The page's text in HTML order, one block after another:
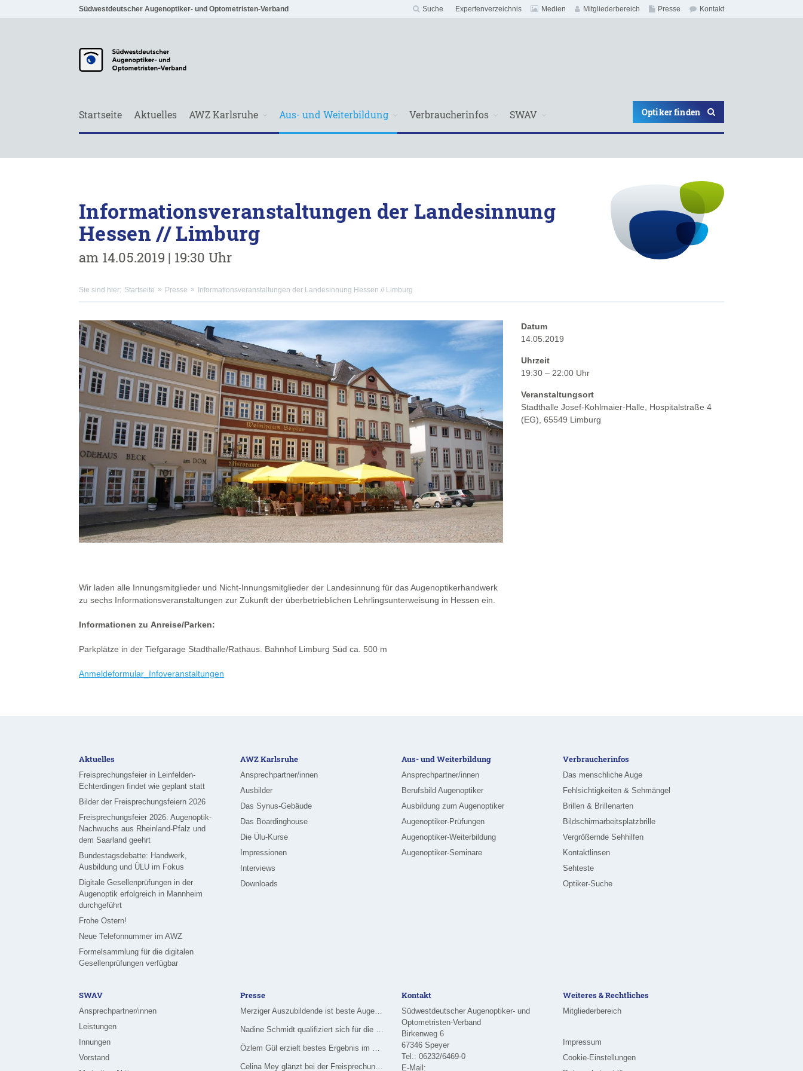
Südwestdeutscher Augenoptiker- und Optometristen-Verband Kontakt
Presse
Mitgliederbereich
Medien
Expertenverzeichnis
Suche
Startseite Aktuelles AWZ Karlsruhe Aus- und Weiterbildung Verbraucherinfos SWAV Optiker finden
Informationsveranstaltungen der Landesinnung
Hessen // Limburg
am 14.05.2019 | 19:30 Uhr
Sie sind hier: Startseite Presse Informationsveranstaltungen der Landesinnung Hessen // Limburg
Datum
14.05.2019
Uhrzeit
19:30 – 22:00 Uhr
Veranstaltungsort
Stadthalle Josef-Kohlmaier-Halle, Hospitalstraße 4
(EG), 65549 Limburg
Wir laden alle Innungsmitglieder und Nicht-Innungsmitglieder der Landesinnung für das Augenoptikerhandwerk
zu sechs Informationsveranstaltungen zur Zukunft der überbetrieblichen Lehrlingsunterweisung in Hessen ein.
Informationen zu Anreise/Parken:
Parkplätze in der Tiefgarage Stadthalle/Rathaus. Bahnhof Limburg Süd ca. 500 m
Anmeldeformular_Infoveranstaltungen
Aktuelles
Freisprechungsfeier in Leinfelden-
Echterdingen findet wie geplant statt
Bilder der Freisprechungsfeiern 2026
Freisprechungsfeier 2026: Augenoptik-
Nachwuchs aus Rheinland-Pfalz und
dem Saarland geehrt
Bundestagsdebatte: Handwerk,
Ausbildung und ÜLU im Fokus
Digitale Gesellenprüfungen in der
Augenoptik erfolgreich in Mannheim
durchgeführt
Frohe Ostern!
Neue Telefonnummer im AWZ
Formelsammlung für die digitalen
Gesellenprüfungen verfügbar
AWZ Karlsruhe
Ansprechpartner/innen
Ausbilder
Das Synus-Gebäude
Das Boardinghouse
Die Ülu-Kurse
Impressionen
Interviews
Downloads
Aus- und Weiterbildung
Ansprechpartner/innen
Berufsbild Augenoptiker
Ausbildung zum Augenoptiker
Augenoptiker-Prüfungen
Augenoptiker-Weiterbildung
Augenoptiker-Seminare
Verbraucherinfos
Das menschliche Auge
Fehlsichtigkeiten & Sehmängel
Brillen & Brillenarten
Bildschirmarbeitsplatzbrille
Vergrößernde Sehhilfen
Kontaktlinsen
Sehteste
Optiker-Suche
SWAV
Ansprechpartner/innen
Leistungen
Innungen
Vorstand
Presse
Merziger Auszubildende ist beste Augenoptikerin im Saarland
Nadine Schmidt qualifiziert sich für die Deutsche Meisterschaft im Handwerk
Özlem Gül erzielt bestes Ergebnis im Rhein-Main-Gebiet
Celina Mey glänzt bei der Freisprechung in Dietzenbach
Kontakt
Südwestdeutscher Augenoptiker- und
Optometristen-Verband
Birkenweg 6
67346 Speyer
Tel.: 06232/6469-0
E-Mail:
Weiteres & Rechtliches
Mitgliederbereich
Impressum
Cookie-Einstellungen